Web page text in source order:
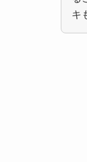
キ